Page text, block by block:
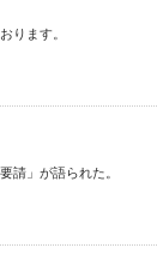
ります。
請」が語られた。